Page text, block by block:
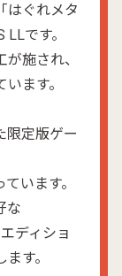
はぐれメタ
です。
施され、
ます。
限定版ゲー
います。
な
ディショ
す。